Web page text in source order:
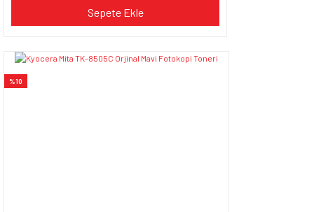
Sepete Ekle
%10